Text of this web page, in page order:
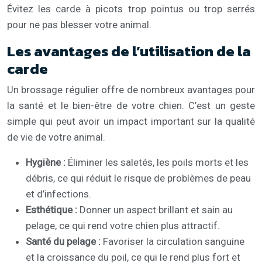
Évitez les carde à picots trop pointus ou trop serrés
pour ne pas blesser votre animal.
Les avantages de l’utilisation de la
carde
Un brossage régulier offre de nombreux avantages pour
la santé et le bien-être de votre chien. C’est un geste
simple qui peut avoir un impact important sur la qualité
de vie de votre animal.
Hygiène : Éliminer les saletés, les poils morts et les
débris, ce qui réduit le risque de problèmes de peau
et d’infections.
Esthétique : Donner un aspect brillant et sain au
pelage, ce qui rend votre chien plus attractif.
Santé du pelage : Favoriser la circulation sanguine
et la croissance du poil, ce qui le rend plus fort et